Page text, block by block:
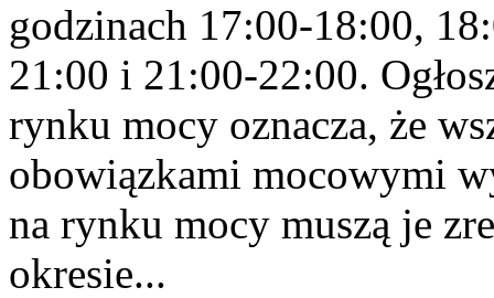
godzinach 17:00-18:00,
21:00 i 21:00-22:00.
rynku mocy oznacza, że
obowiązkami mocowymi
na rynku mocy muszą je
okresie...